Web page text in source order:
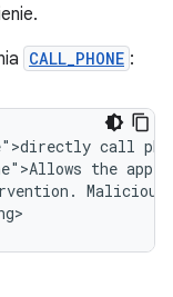
CALL_PHONE :
call
the app
Malicious